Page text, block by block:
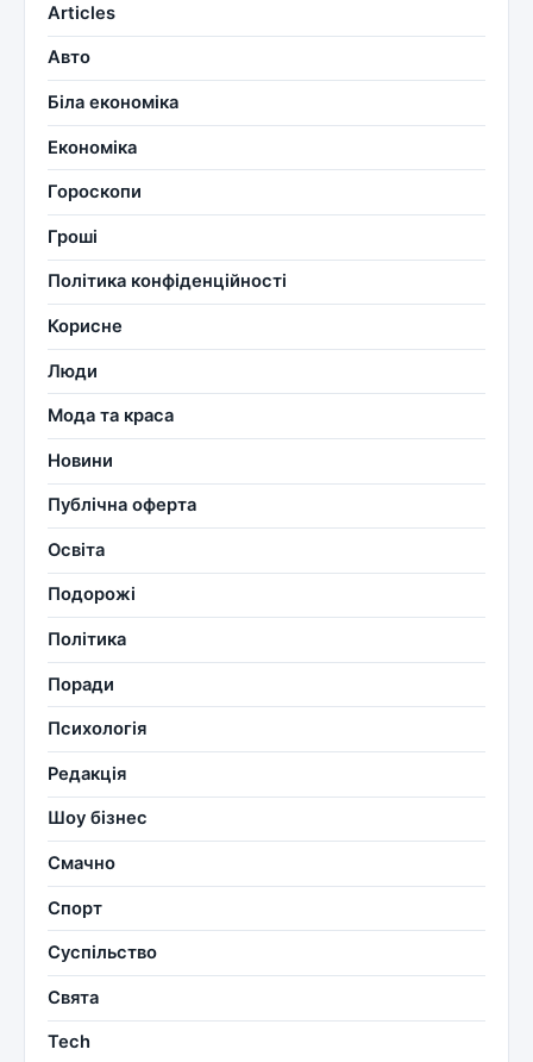
Articles
Авто
Біла економіка
Економіка
Гороскопи
Гроші
Політика конфіденційності
Корисне
Люди
Мода та краса
Новини
Публічна оферта
Освіта
Подорожі
Політика
Поради
Психологія
Редакція
Шоу бізнес
Смачно
Спорт
Суспільство
Свята
Tech